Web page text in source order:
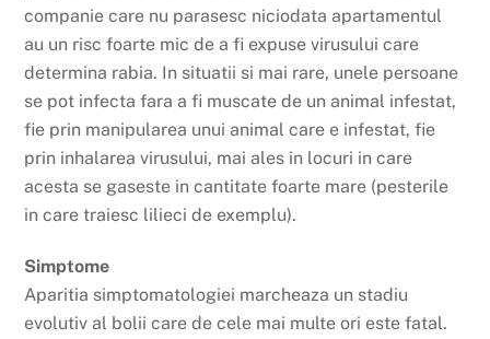
companie care nu parasesc niciodata apartamentul
au un risc foarte mic de a fi expuse virusului care
determina rabia. In situatii si mai rare, unele persoane
se pot infecta fara a fi muscate de un animal infestat,
fie prin manipularea unui animal care e infestat, fie
prin inhalarea virusului, mai ales in locuri in care
acesta se gaseste in cantitate foarte mare (pesterile
in care traiesc lilieci de exemplu).
Simptome
Aparitia simptomatologiei marcheaza un stadiu
evolutiv al bolii care de cele mai multe ori este fatal.